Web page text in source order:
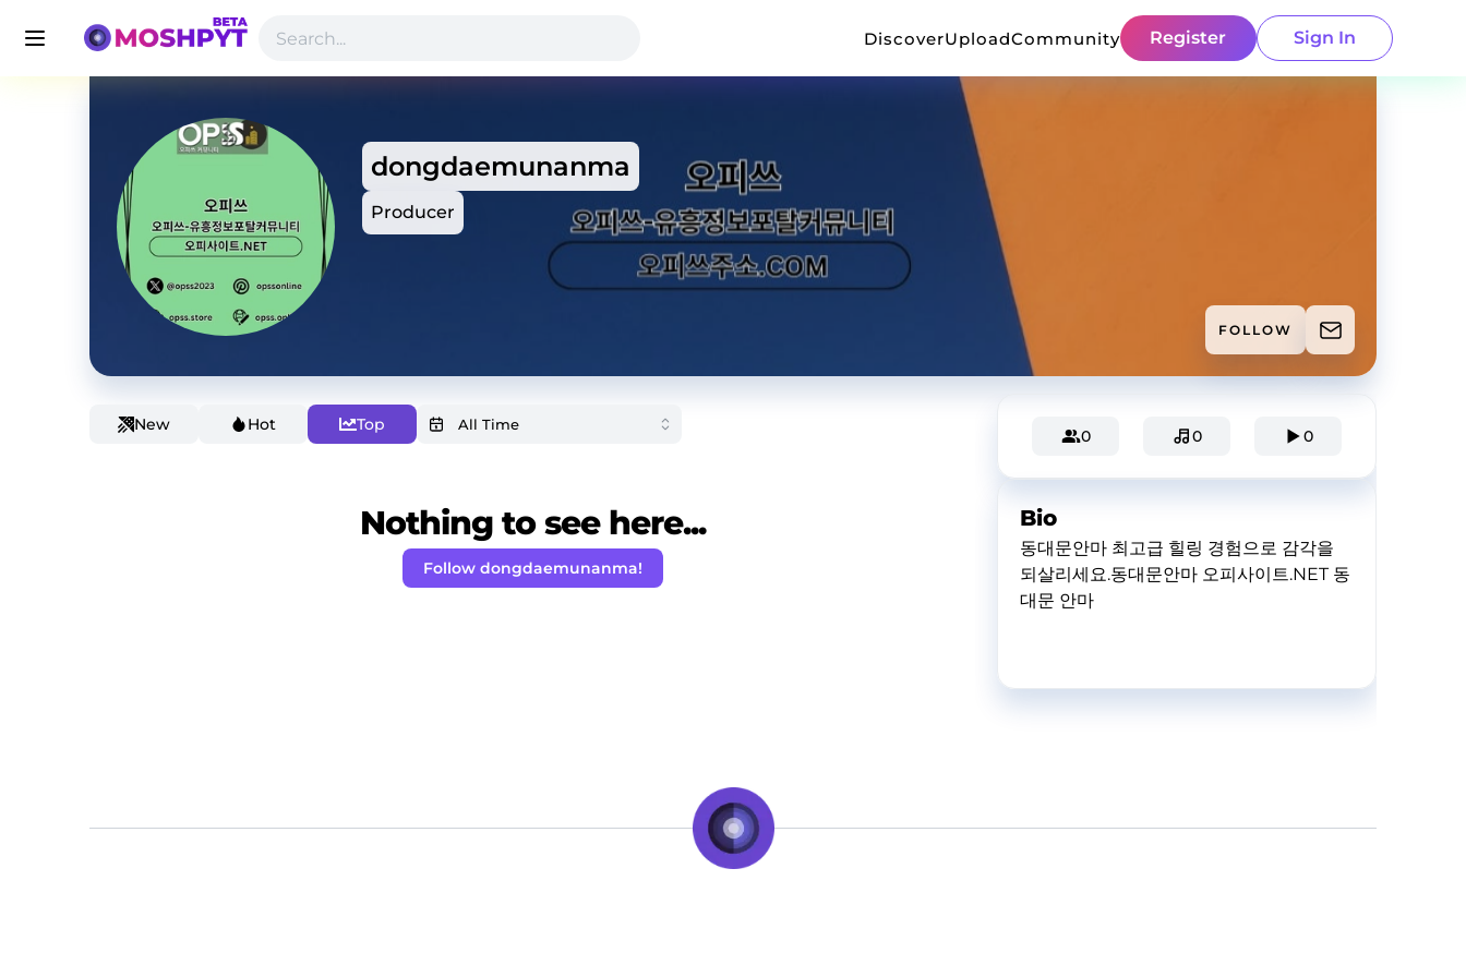
DiscoverUploadCommunity Register Sign In
dongdaemunanma
Producer
FOLLOW
New Hot Top
Nothing to see here...
Follow dongdaemunanma!
0 0 0
Bio
동대문안마 최고급 힐링 경험으로 감각을
되살리세요.동대문안마 오피사이트.NET 동
대문 안마